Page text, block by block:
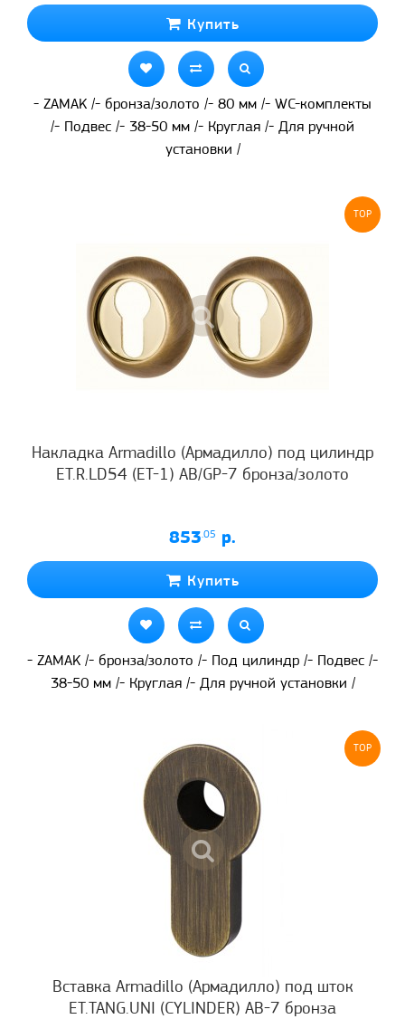
Купить
- ZAMAK /- бронза/золото /- 80 мм /- WC-комплекты
/- Подвес /- 38-50 мм /- Круглая /- Для ручной
установки /
TOP
Накладка Armadillo (Армадилло) под цилиндр
ET.R.LD54 (ET-1) AB/GP-7 бронза/золото
853.05 р.
Купить
- ZAMAK /- бронза/золото /- Под цилиндр /- Подвес /-
38-50 мм /- Круглая /- Для ручной установки /
TOP
Вставка Armadillo (Армадилло) под шток
ET.TANG.UNI (CYLINDER) AB-7 бронза